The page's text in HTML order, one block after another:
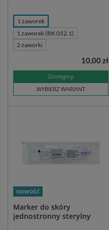
1 zaworek
1 zaworek (BK 052.1)
2 zaworki
Dostępny
WYBIERZ WARIANT
10,00 zł
NOWOŚĆ
Marker do skóry
jednostronny sterylny